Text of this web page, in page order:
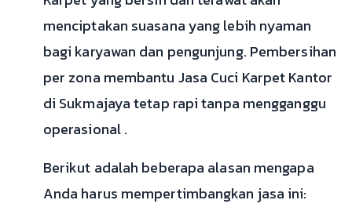
menciptakan suasana yang lebih nyaman
bagi karyawan dan pengunjung. Pembersihan
per zona membantu Jasa Cuci Karpet Kantor
di Sukmajaya tetap rapi tanpa mengganggu
operasional .
Berikut adalah beberapa alasan mengapa
Anda harus mempertimbangkan jasa ini: